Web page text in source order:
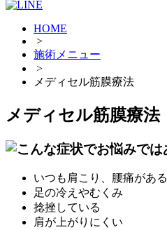
HOME
>
施術メニュー
>
メディセル筋膜療法
メディセル筋膜療法
いつも肩こり、腰痛がある
足の冷えやむくみ
捻挫している
肩が上がりにくい